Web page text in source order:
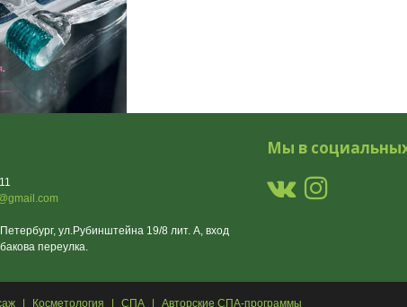
Петербург, ул.Рубинштейна 19/8 лит. А, вход
переулка.
Мы в
Косметология СПА Авторские СПА-программы